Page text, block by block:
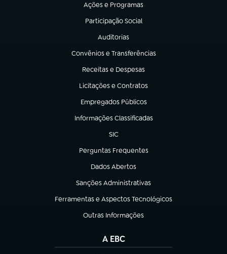
Ações e Programas
(abre em nova aba)
Participação Social
(abre em nova aba)
Auditorias
(abre em nova aba)
Convênios e Transferências
(abre em nova aba)
Receitas e Despesas
(abre em nova aba)
Licitações e Contratos
(abre em nova aba)
Empregados Públicos
(abre em nova aba)
Informações Classificadas
(abre em nova aba)
SIC
(abre em nova aba)
Perguntas Frequentes
(abre em nova aba)
Dados Abertos
(abre em nova aba)
Sanções Administrativas
(abre em nova aba)
Ferramentas e Aspectos Tecnológicos
(abre em nova aba)
Outras Informações
(abre em nova aba)
A EBC